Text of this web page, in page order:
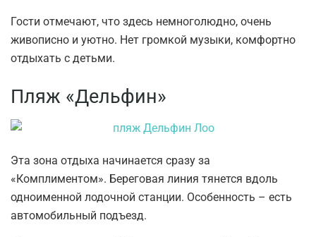
Гости отмечают, что здесь немноголюдно, очень
живописно и уютно. Нет громкой музыки, комфортно
отдыхать с детьми.
Пляж «Дельфин»
Эта зона отдыха начинается сразу за
«Комплиментом». Береговая линия тянется вдоль
одноименной лодочной станции. Особенность – есть
автомобильный подъезд.